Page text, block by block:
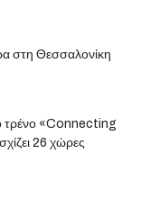
στη Θεσσαλονίκη
τρένο «Connecting
26 χώρες